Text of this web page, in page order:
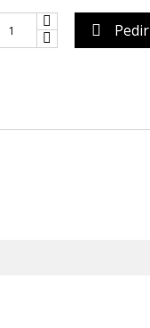
 Pedir